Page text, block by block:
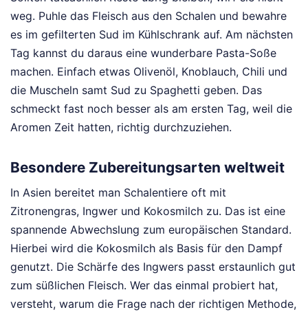
weg. Puhle das Fleisch aus den Schalen und bewahre
es im gefilterten Sud im Kühlschrank auf. Am nächsten
Tag kannst du daraus eine wunderbare Pasta-Soße
machen. Einfach etwas Olivenöl, Knoblauch, Chili und
die Muscheln samt Sud zu Spaghetti geben. Das
schmeckt fast noch besser als am ersten Tag, weil die
Aromen Zeit hatten, richtig durchzuziehen.
Besondere Zubereitungsarten weltweit
In Asien bereitet man Schalentiere oft mit
Zitronengras, Ingwer und Kokosmilch zu. Das ist eine
spannende Abwechslung zum europäischen Standard.
Hierbei wird die Kokosmilch als Basis für den Dampf
genutzt. Die Schärfe des Ingwers passt erstaunlich gut
zum süßlichen Fleisch. Wer das einmal probiert hat,
versteht, warum die Frage nach der richtigen Methode,